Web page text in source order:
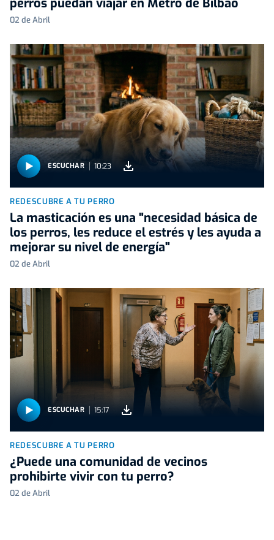
perros puedan viajar en Metro de Bilbao
02 de Abril
ESCUCHAR 10:23
REDESCUBRE A TU PERRO
La masticación es una "necesidad básica de
los perros, les reduce el estrés y les ayuda a
mejorar su nivel de energía"
02 de Abril
ESCUCHAR 15:17
REDESCUBRE A TU PERRO
¿Puede una comunidad de vecinos
prohibirte vivir con tu perro?
02 de Abril